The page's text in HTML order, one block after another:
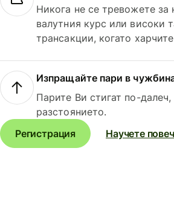
Никога не се тревожете за
валутния курс или високи
трансакции, когато
Изпращайте пари в
Парите Ви стигат по-далеч,
разстоянието.
Регистрация
Научете